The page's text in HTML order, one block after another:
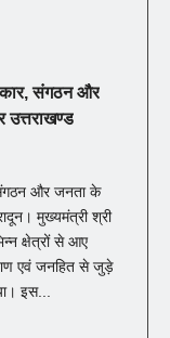
संगठन और
उत्तराखण्ड
और जनता के
मुख्यमंत्री श्री
क्षेत्रों से आए
एवं जनहित से जुड़े
इस...